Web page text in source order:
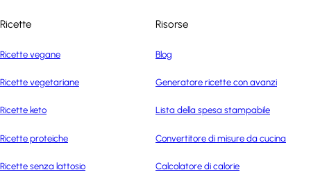
Ricette
Ricette vegane
Ricette vegetariane
Ricette keto
Ricette proteiche
Ricette senza lattosio
Risorse
Blog
Generatore ricette con avanzi
Lista della spesa stampabile
Convertitore di misure da cucina
Calcolatore di calorie